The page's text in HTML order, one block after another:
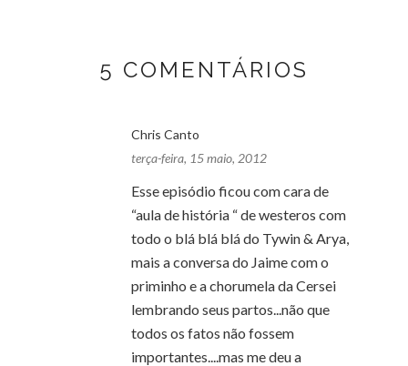
5 COMENTÁRIOS
Chris Canto
terça-feira, 15 maio, 2012
Esse episódio ficou com cara de
“aula de história “ de westeros com
todo o blá blá blá do Tywin & Arya,
mais a conversa do Jaime com o
priminho e a chorumela da Cersei
lembrando seus partos...não que
todos os fatos não fossem
importantes....mas me deu a